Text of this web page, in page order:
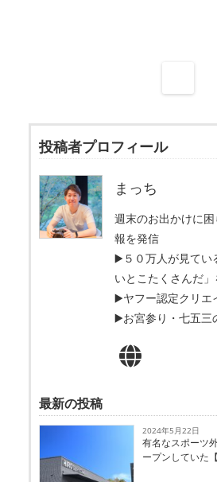
投稿者プロフィール
まっち
週末のお出かけに
報を発信
▶️５０万人が見てい
いとこたくさんだ
▶️ヤフー認定クリエ
▶️お宮参り・七五三
最新の投稿
2024年5月22日
有名なスポーツ
ープンしていた